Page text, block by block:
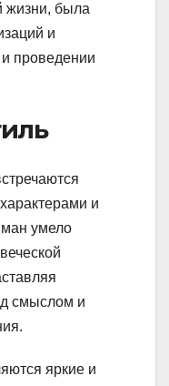
жизни, была
и
проведении
и
умело
смыслом и
яркие и